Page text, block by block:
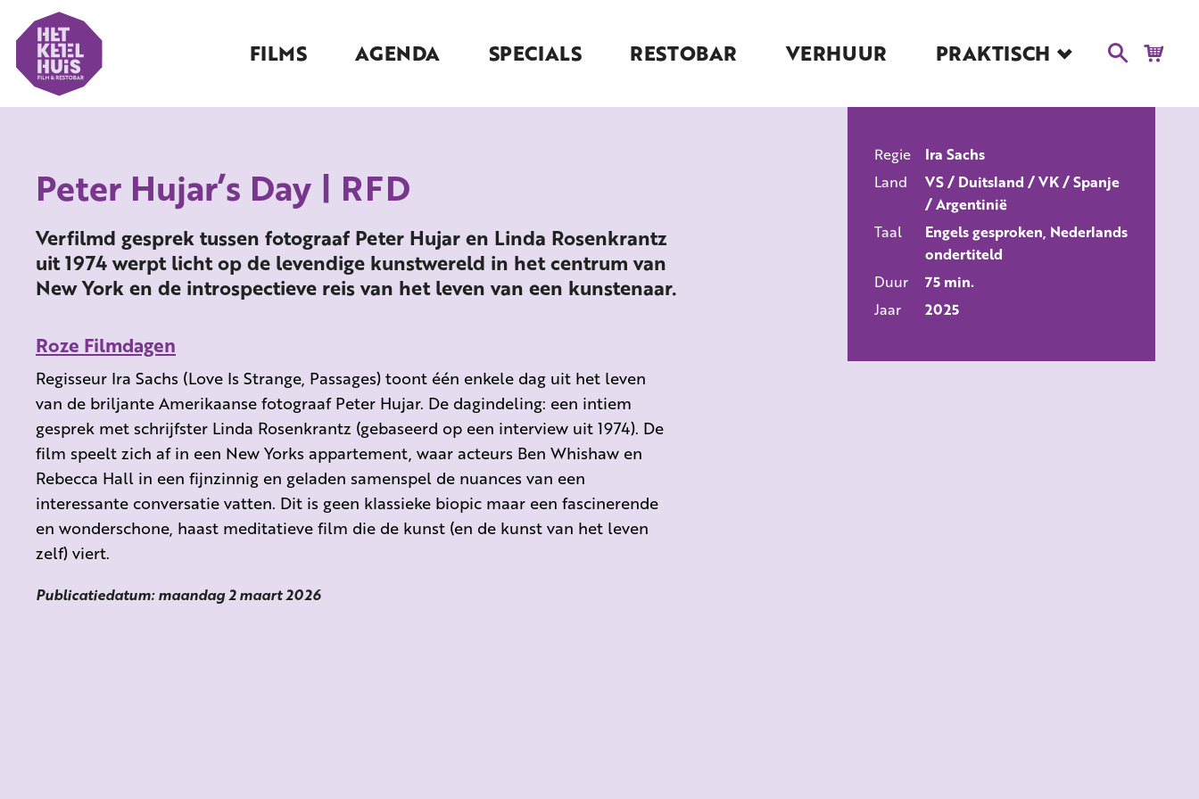
FILMS AGENDA SPECIALS RESTOBAR VERHUUR PRAKTISCH
Blog
Educatie
Kaartverkoop en
Tarieven
Over Het Ketelhuis
Vacatures
Peter Hujar’s Day | RFD
Verfilmd gesprek tussen fotograaf Peter Hujar en Linda Rosenkrantz
uit 1974 werpt licht op de levendige kunstwereld in het centrum van
New York en de introspectieve reis van het leven van een kunstenaar.
Roze Filmdagen
Regisseur Ira Sachs (Love Is Strange, Passages) toont één enkele dag uit het leven
van de briljante Amerikaanse fotograaf Peter Hujar. De dagindeling: een intiem
gesprek met schrijfster Linda Rosenkrantz (gebaseerd op een interview uit 1974). De
film speelt zich af in een New Yorks appartement, waar acteurs Ben Whishaw en
Rebecca Hall in een fijnzinnig en geladen samenspel de nuances van een
interessante conversatie vatten. Dit is geen klassieke biopic maar een fascinerende
en wonderschone, haast meditatieve film die de kunst (en de kunst van het leven
zelf) viert.
Publicatiedatum: maandag 2 maart 2026
ALLE FILMS
Regie
Ira Sachs
Land
VS / Duitsland / VK / Spanje
/ Argentinië
Taal
Engels gesproken, Nederlands
ondertiteld
Duur
75 min.
Jaar
2025